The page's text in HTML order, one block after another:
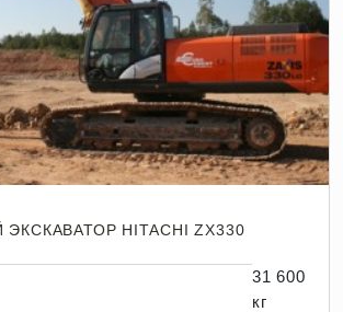
HITACHI ZX330
31 600
кг